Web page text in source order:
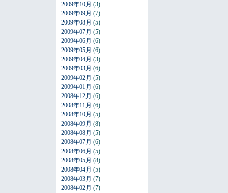
2009年10月 (3)
2009年09月 (7)
2009年08月 (5)
2009年07月 (5)
2009年06月 (6)
2009年05月 (6)
2009年04月 (3)
2009年03月 (6)
2009年02月 (5)
2009年01月 (6)
2008年12月 (6)
2008年11月 (6)
2008年10月 (5)
2008年09月 (8)
2008年08月 (5)
2008年07月 (6)
2008年06月 (5)
2008年05月 (8)
2008年04月 (5)
2008年03月 (7)
2008年02月 (7)